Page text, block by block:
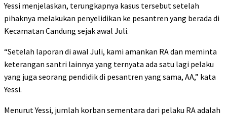
Yessi menjelaskan, terungkapnya kasus tersebut setelah
pihaknya melakukan penyelidikan ke pesantren yang berada di
Kecamatan Candung sejak awal Juli.
“Setelah laporan di awal Juli, kami amankan RA dan meminta
keterangan santri lainnya yang ternyata ada satu lagi pelaku
yang juga seorang pendidik di pesantren yang sama, AA,” kata
Yessi.
Menurut Yessi, jumlah korban sementara dari pelaku RA adalah